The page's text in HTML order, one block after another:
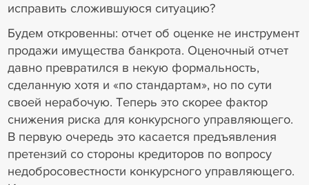
исправить сложившуюся ситуацию?
Будем откровенны: отчет об оценке не инструмент
продажи имущества банкрота. Оценочный отчет
давно превратился в некую формальность,
сделанную хотя и «по стандартам», но по сути
своей нерабочую. Теперь это скорее фактор
снижения риска для конкурсного управляющего.
В первую очередь это касается предъявления
претензий со стороны кредиторов по вопросу
недобросовестности конкурсного управляющего.